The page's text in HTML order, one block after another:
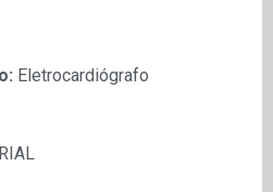
Eletrocardiógrafo